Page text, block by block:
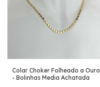
Colar Choker Folheado a Ouro
- Bolinhas Media Achatada